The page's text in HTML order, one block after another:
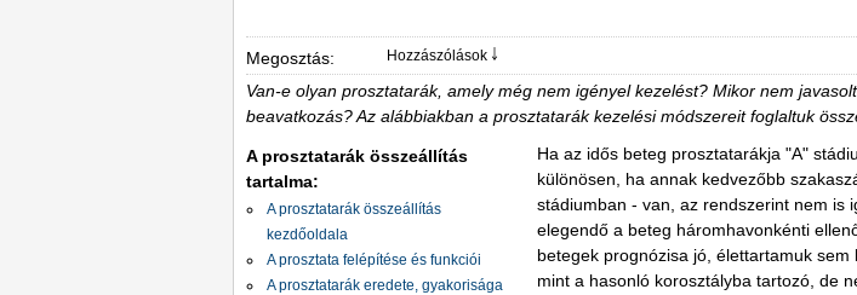
Megosztás: Hozzászólások ￬
Van-e olyan prosztatarák, amely még nem igényel kezelést? Mikor nem
beavatkozás? Az alábbiakban a prosztatarák kezelési módszereit foglaltuk
A prosztatarák összeállítás
tartalma:
A prosztatarák összeállítás
kezdőoldala
A prosztata felépítése és funkciói
A prosztatarák eredete, gyakorisága
Ha az idős beteg prosztatarákja "A"
különösen, ha annak kedvezőbb
stádiumban - van, az rendszerint nem is
elegendő a beteg háromhavonkénti
betegek prognózisa jó, élettartamuk sem
mint a hasonló korosztályba tartozó, de